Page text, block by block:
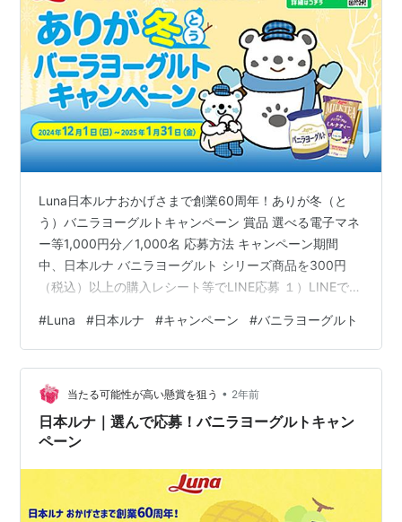
Luna日本ルナおかげさまで創業60周年！ありが冬（と
う）バニラヨーグルトキャンペーン 賞品 選べる電子マネ
ー等1,000円分／1,000名 応募方法 キャンペーン期間
中、日本ルナ バニラヨーグルト シリーズ商品を300円
（税込）以上の購入レシート等でLINE応募 １）LINEで
を友だち追加２）LINEのトークルームに立ち上がる応募
画面をタップ３）LINEのトークルームにレシート画像を
投稿４）応募受付の返信で完了 応募期間 2024年12月1日
（日）〜2025年1月31日（金）23:59まで 締切 個人的感
想 バニラヨーグルト シリーズ商品…
#Luna #日本ルナ #キャンペーン #バニラヨーグルト
当たる可能性が高い懸賞を狙う • 2年前
日本ルナ｜選んで応募！バニラヨーグルトキャン
ペーン